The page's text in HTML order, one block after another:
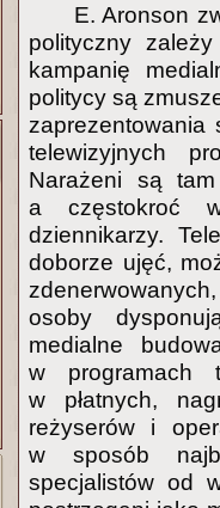
E. Aronson
polityczny
kampanię
politycy są
zaprezentowania
telewizyjnych
Narażeni są
a częstokroć
dziennikarzy.
doborze ujęć,
osoby
medialne
w programach
w płatnych,
reżyserów i
w sposób
specjalistów od